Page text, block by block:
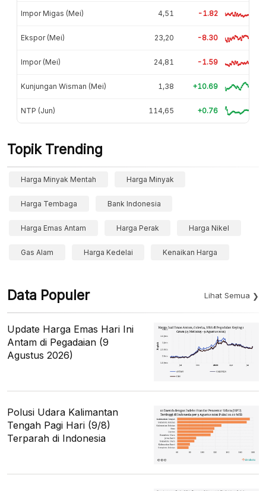
Impor Migas (Mei) 4,51 -1.82
Ekspor (Mei) 23,20 -8.30
Impor (Mei) 24,81 -1.59
Kunjungan Wisman (Mei) 1,38 +10.69
NTP (Jun) 114,65 +0.76
Topik Trending
Harga Minyak Mentah Harga Minyak
Harga Tembaga Bank Indonesia
Harga Emas Antam Harga Perak Harga Nikel
Gas Alam Harga Kedelai Kenaikan Harga
Data Populer Lihat Semua
Update Harga Emas Hari Ini
Antam di Pegadaian (9
Agustus 2026)
Polusi Udara Kalimantan
Tengah Pagi Hari (9/8)
Terparah di Indonesia